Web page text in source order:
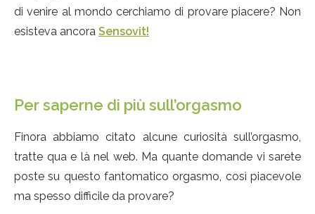
di venire al mondo cerchiamo di provare piacere? Non
esisteva ancora Sensovit!
Per saperne di più sull’orgasmo
Finora abbiamo citato alcune curiosità sull’orgasmo,
tratte qua e là nel web. Ma quante domande vi sarete
poste su questo fantomatico orgasmo, così piacevole
ma spesso difficile da provare?